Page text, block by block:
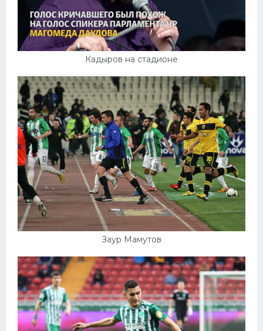
Кадыров на стадионе
Заур Мамутов